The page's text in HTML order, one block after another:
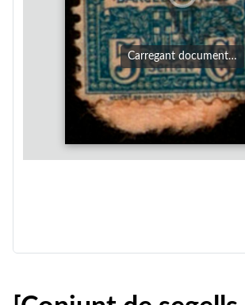
Carregant document…